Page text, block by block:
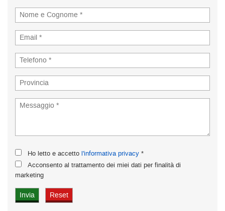
Ho letto e accetto l'informativa privacy *
Acconsento al trattamento dei miei dati per finalità di
marketing